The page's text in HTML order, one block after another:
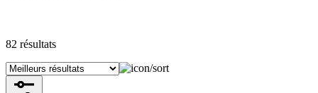
82 résultats